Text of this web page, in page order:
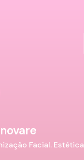
Facial. Estética